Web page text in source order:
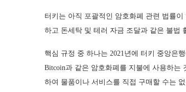
터키는 아직 포괄적인 암호화폐 관련 법률
하고 돈세탁 및 테러 자금 조달과 같은 불법
핵심 규정 중 하나는 2021년에 터키 중앙은
Bitcoin과 같은 암호화폐를 지불에 사용하는
하여 물품이나 서비스를 직접 구매할 수는